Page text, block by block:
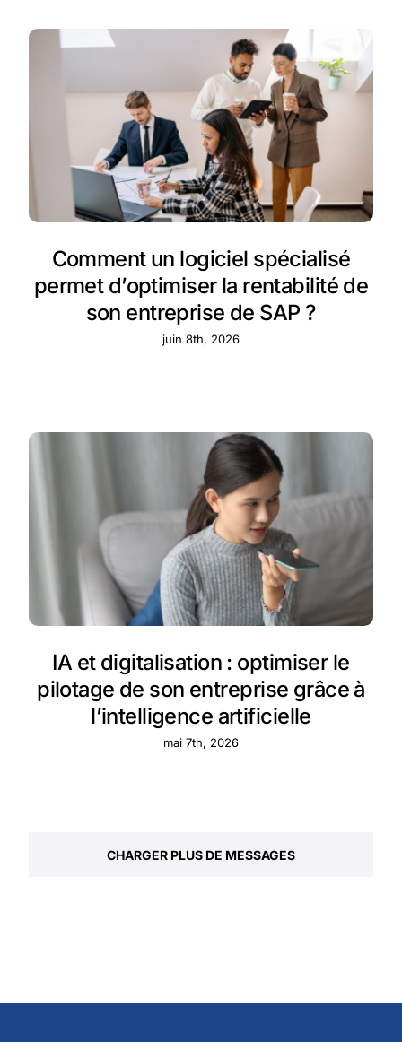
Comment un logiciel spécialisé
permet d’optimiser la rentabilité de
son entreprise de SAP ?
juin 8th, 2026
IA et digitalisation : optimiser le
pilotage de son entreprise grâce à
l’intelligence artificielle
mai 7th, 2026
CHARGER PLUS DE MESSAGES